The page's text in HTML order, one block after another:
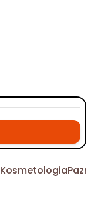
Kosmetologia